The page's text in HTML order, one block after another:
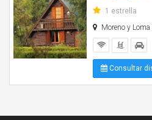
1 estrella
Moreno y
Consultar